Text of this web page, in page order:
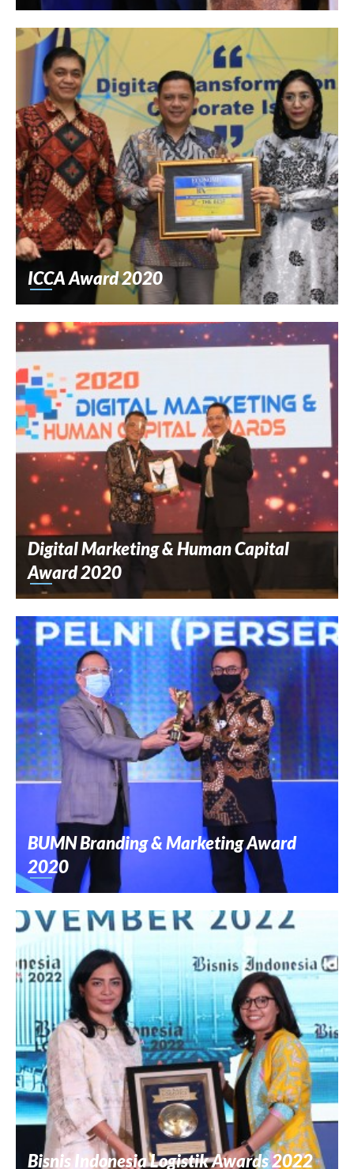
ICCA Award 2020
Digital Marketing & Human Capital
Award 2020
BUMN Branding & Marketing Award
2020
Bisnis Indonesia Logistik Awards 2022